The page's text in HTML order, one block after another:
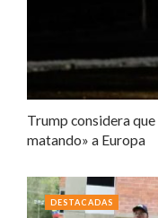
Trump considera
matando» a Europa
DESTACADAS